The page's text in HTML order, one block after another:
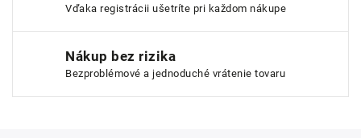
Vďaka registrácii ušetríte pri každom nákupe
Nákup bez rizika
Bezproblémové a jednoduché vrátenie tovaru